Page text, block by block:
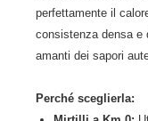
perfettamente il
consistenza densa e
amanti dei sapori
Perché sceglierla: